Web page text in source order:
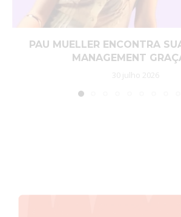
PAU MUELLER ENCONTRA
MANAGEMENT
30 julho 2026